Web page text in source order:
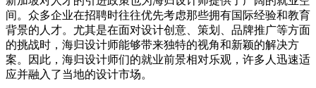
间。众多企业在招聘时往往优先考虑那些拥有国际经验和教育
背景的人才。尤其是在面对设计创意、策划、品牌推广等方面
的挑战时，海归设计师能够带来独特的视角和新颖的解决方
案。因此，海归设计师们的就业前景相对乐观，许多人迅速适
应并融入了当地的设计市场。